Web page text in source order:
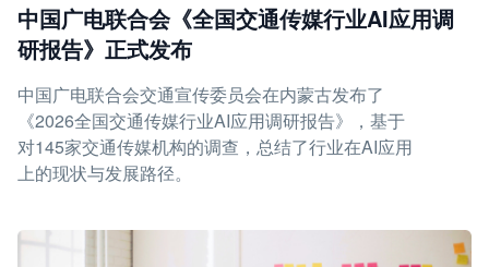
中国广电联合会《全国交通传媒行业AI应用调
研报告》正式发布
中国广电联合会交通宣传委员会在内蒙古发布了
《2026全国交通传媒行业AI应用调研报告》，基于
对145家交通传媒机构的调查，总结了行业在AI应用
上的现状与发展路径。